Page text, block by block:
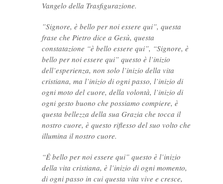
Vangelo della Trasfigurazione.
”Signore, è bello per noi essere qui”, questa
frase che Pietro dice a Gesù, questa
constatazione “è bello essere qui”, “Signore, è
bello per noi essere qui” questo è l’inizio
dell’esperienza, non solo l’inizio della vita
cristiana, ma l’inizio di ogni passo, l’inizio di
ogni moto del cuore, della volontà, l’inizio di
ogni gesto buono che possiamo compiere, è
questa bellezza della sua Grazia che tocca il
nostro cuore, è questo riflesso del suo volto che
illumina il nostro cuore.
“È bello per noi essere qui” questo è l’inizio
della vita cristiana, è l’inizio di ogni momento,
di ogni passo in cui questa vita vive e cresce,